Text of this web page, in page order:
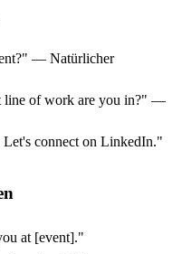
— Natürlicher
line of work are you in?" —
connect on LinkedIn."
at [event]."